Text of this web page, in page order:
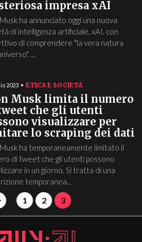
impresa xAI
ha annunciato oggi una nuova
di intelligenza artificiale, xAI, con
di comprendere "la vera natura
...
2023 ETICA E SOCIETÀ
Musk limita il numero
che gli utenti
visualizzare per
lo scraping dei dati
ha temporaneamente limitato il
di tweet che gli utenti possono
in un giorno. Si tratta di una
temporanea...
1 2 3